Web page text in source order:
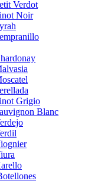
Verdot
Noir
Grigio
Blanc